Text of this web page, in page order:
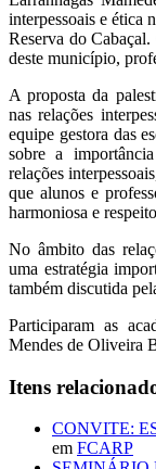
interpessoais e ética
Reserva do
deste município,
A proposta da
nas relações
equipe gestora das
sobre a
relações
que alunos e
harmoniosa e
No âmbito das
uma estratégia
também discutida
Participaram as
Mendes de Oliveira
Itens
CONVITE:
em FCARP